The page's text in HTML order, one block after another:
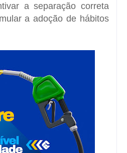
a separação correta
a adoção de hábitos